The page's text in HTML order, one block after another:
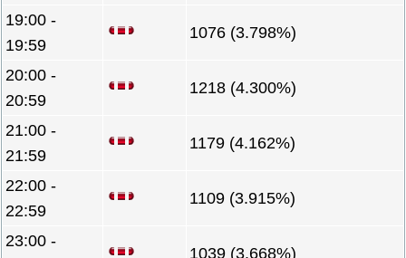
19:00 -
19:59
1076 (3.798%)
20:00 -
20:59
1218 (4.300%)
21:00 -
21:59
1179 (4.162%)
22:00 -
22:59
1109 (3.915%)
23:00 -
1039 (3.668%)